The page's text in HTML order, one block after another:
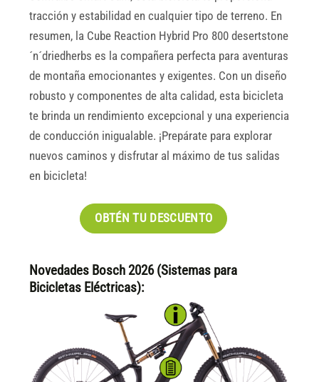
tracción y estabilidad en cualquier tipo de terreno. En
resumen, la Cube Reaction Hybrid Pro 800 desertstone
´n´driedherbs es la compañera perfecta para aventuras
de montaña emocionantes y exigentes. Con un diseño
robusto y componentes de alta calidad, esta bicicleta
te brinda un rendimiento excepcional y una experiencia
de conducción inigualable. ¡Prepárate para explorar
nuevos caminos y disfrutar al máximo de tus salidas
en bicicleta!
OBTÉN TU DESCUENTO
Novedades Bosch 2026 (Sistemas para
Bicicletas Eléctricas):